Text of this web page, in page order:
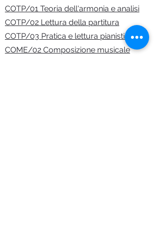
COTP/01 Teoria dell'armonia e analisi
COTP/02 Lettura della partitura
COTP/03 Pratica e lettura pianistica
COME/02 Composizione musicale